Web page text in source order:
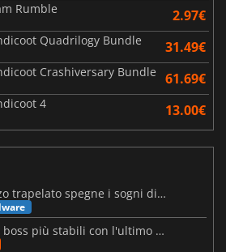
Rumble 2.97€
Quadrilogy Bundle 31.49€
Crashiversary Bundle 61.69€
4 13.00€
Steam Frame: il prezzo trapelato spegne i sogni di un VR economico
Palworld: Sunreach e boss più stabili con l'ultimo update